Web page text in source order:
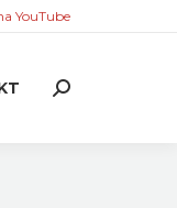
YouTube
Search: